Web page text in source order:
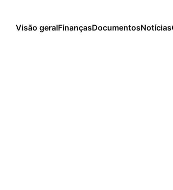
Visão geralFinançasDocumentosNotícias